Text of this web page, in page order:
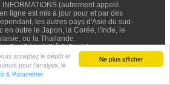
Ne plus afficher
acceptez le dépôt et
pour l'analyse, le
& Paramétrer
(autrement appelé
ligne est mis à jour pour et par des
les autres pays d'Asie du sud-
en outre le Japon, la Corée, l'Inde, le
ou la Thailande.
-Confidentialité & Cookies
Informations, 2026 - Tous droits réservés (depuis 2001)